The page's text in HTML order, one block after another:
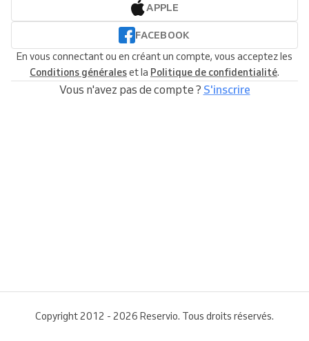
APPLE
FACEBOOK
En vous connectant ou en créant un compte, vous acceptez les
Conditions généraleset la Politique de confidentialité.
Vous n'avez pas de compte ? S'inscrire
Copyright 2012 - 2026 Reservio. Tous droits réservés.